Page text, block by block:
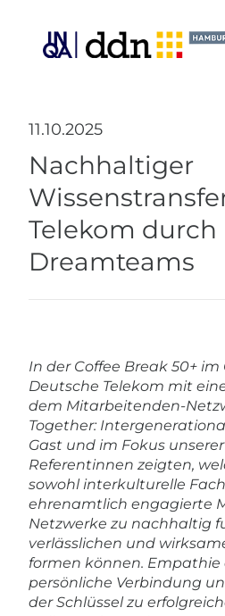
11.10.2025
Nachhaltiger
Telekom durch
Dreamteams
In der Coffee Break 50+
Deutsche Telekom mit
dem Mitarbeitenden-
Together:
Gast und im Fokus
Referentinnen zeigten,
sowohl interkulturelle
ehrenamtlich engagierte
Netzwerke zu nachhaltig
verlässlichen und
formen können.
persönliche Verbindung
der Schlüssel zu